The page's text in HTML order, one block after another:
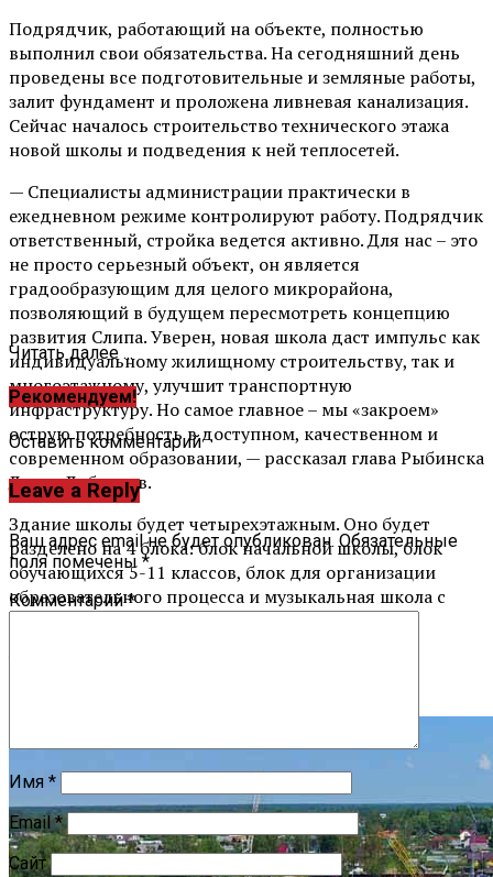
Подрядчик, работающий на объекте, полностью
выполнил свои обязательства. На сегодняшний день
проведены все подготовительные и земляные работы,
залит фундамент и проложена ливневая канализация.
Сейчас началось строительство технического этажа
новой школы и подведения к ней теплосетей.
— Специалисты администрации практически в
ежедневном режиме контролируют работу. Подрядчик
ответственный, стройка ведется активно. Для нас – это
не просто серьезный объект, он является
градообразующим для целого микрорайона,
позволяющий в будущем пересмотреть концепцию
развития Слипа. Уверен, новая школа даст импульс как
индивидуальному жилищному строительству, так и
многоэтажному, улучшит транспортную
инфраструктуру. Но самое главное – мы «закроем»
острую потребность в доступном, качественном и
современном образовании, — рассказал глава Рыбинска
Денис Добряков.
Здание школы будет четырехэтажным. Оно будет
разделено на 4 блока: блок начальной школы, блок
обучающихся 5-11 классов, блок для организации
образовательного процесса и музыкальная школа с
Читать далее ...
Рекомендуем!
Оставить комментарий
Leave a Reply
Ваш адрес email не будет опубликован. Обязательные
поля помечены *
Комментарий*
Имя *
Email*
Сайт